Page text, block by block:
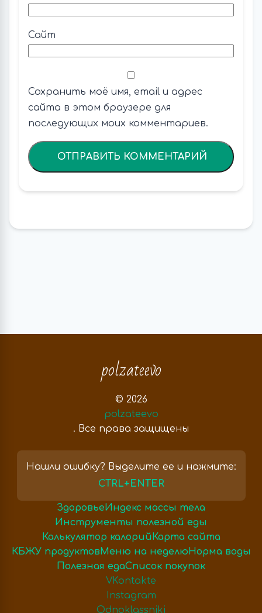
Сайт
Сохранить моё имя, email и адрес
сайта в этом браузере для
последующих моих комментариев.
polzateevo
© 2026
polzateevo
. Все права защищены
Нашли ошибку? Выделите ее и нажмите:
CTRL+ENTER
Здоровье Индекс массы тела
Инструменты полезной еды
Калькулятор калорий Карта сайта
КБЖУ продуктов Меню на неделю Норма воды
Полезная едаСписок покупок
VKontakte
Instagram
Odnoklassniki